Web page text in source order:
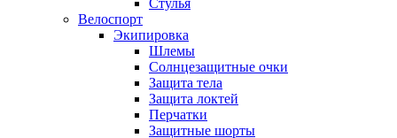
Стулья
Велоспорт
Экипировка
Шлемы
Солнцезащитные очки
Защита тела
Защита локтей
Перчатки
Защитные шорты